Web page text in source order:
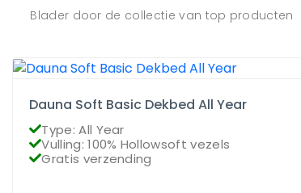
Blader door de collectie van top producten
Dauna Soft Basic Dekbed All Year
Type: All Year
Vulling: 100% Hollowsoft vezels
Gratis verzending